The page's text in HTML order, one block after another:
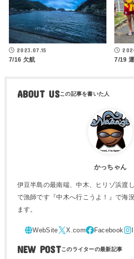
2023.07.15
7/16 欠航 7/19
ABOUT US
かっちゃん
伊豆半島の最南端、中木、ヒリゾ浜渡
で漁師です『中木へ行こうよ！』で海
ます。
NEW POST